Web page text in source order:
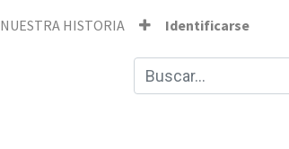
NUESTRA HISTORIA Identificarse